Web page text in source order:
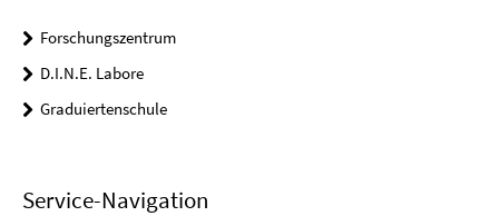
Forschungszentrum
D.I.N.E. Labore
Graduiertenschule
Service-Navigation